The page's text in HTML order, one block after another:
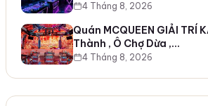
4 Tháng 8, 2026
Quán MCQUEEN GIẢI TRÍ
Thành , Ô Chợ Dừa ,…
4 Tháng 8, 2026